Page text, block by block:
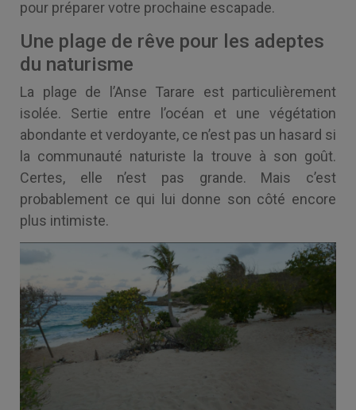
pour préparer votre prochaine escapade.
Une plage de rêve pour les adeptes
du naturisme
La plage de l’Anse Tarare est particulièrement
isolée. Sertie entre l’océan et une végétation
abondante et verdoyante, ce n’est pas un hasard si
la communauté naturiste la trouve à son goût.
Certes, elle n’est pas grande. Mais c’est
probablement ce qui lui donne son côté encore
plus intimiste.